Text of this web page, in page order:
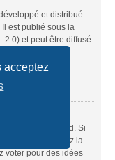
acceptez
et distribué
Il est publié sous la
et peut être diffusé
par phpBB Limited. Si
ajoutée, visitez la
voter pour des idées